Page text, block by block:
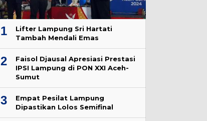
1
Lifter Lampung Sri Hartati
Tambah Mendali Emas
2
Faisol Djausal Apresiasi Prestasi
IPSI Lampung di PON XXI Aceh-
Sumut
3
Empat Pesilat Lampung
Dipastikan Lolos Semifinal